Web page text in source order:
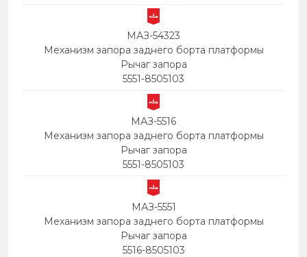
МАЗ-54323
Механизм запора заднего борта платформы
Рычаг запора
5551-8505103
МАЗ-5516
Механизм запора заднего борта платформы
Рычаг запора
5551-8505103
МАЗ-5551
Механизм запора заднего борта платформы
Рычаг запора
5516-8505103